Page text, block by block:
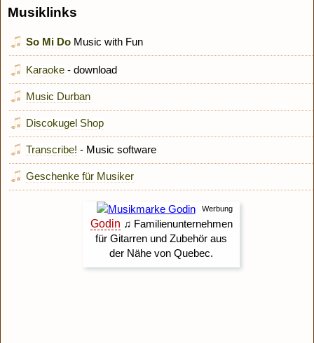
Musiklinks
So Mi Do Music with Fun
Karaoke - download
Music Durban
Discokugel Shop
Transcribe! - Music software
Geschenke für Musiker